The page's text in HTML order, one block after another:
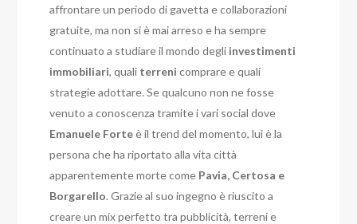
affrontare un periodo di gavetta e collaborazioni
gratuite, ma non si è mai arreso e ha sempre
continuato a studiare il mondo degli investimenti
immobiliari, quali terreni comprare e quali
strategie adottare. Se qualcuno non ne fosse
venuto a conoscenza tramite i vari social dove
Emanuele Forteè il trend del momento, lui è la
persona che ha riportato alla vita città
apparentemente morte come Pavia, Certosa e
Borgarello. Grazie al suo ingegno è riuscito a
creare un mix perfetto tra pubblicità, terreni e